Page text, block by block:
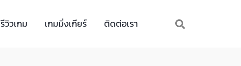
รีวิวเกม เกมมิ่งเกียร์ ติดต่อเรา